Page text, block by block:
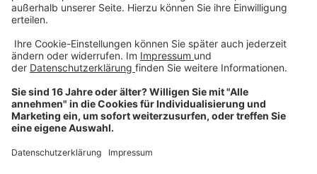
Über uns
Dehner Unternehmen
Jobs bei Dehner